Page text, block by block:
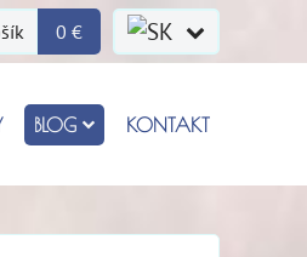
0 €
BLOG KONTAKT